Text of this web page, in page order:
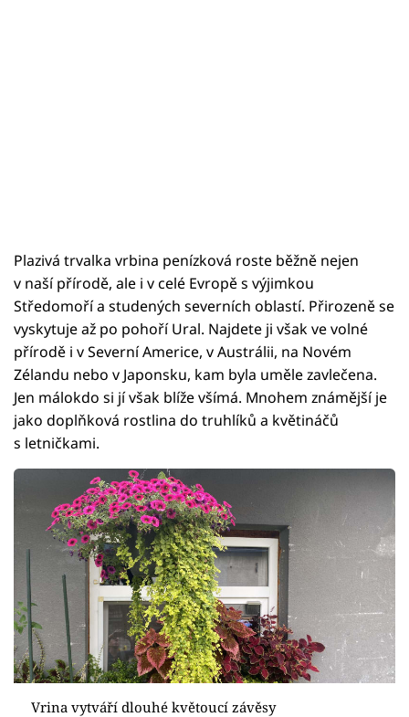
Plazivá trvalka vrbina penízková roste běžně nejen
v naší přírodě, ale i v celé Evropě s výjimkou
Středomoří a studených severních oblastí. Přirozeně se
vyskytuje až po pohoří Ural. Najdete ji však ve volné
přírodě i v Severní Americe, v Austrálii, na Novém
Zélandu nebo v Japonsku, kam byla uměle zavlečena.
Jen málokdo si jí však blíže všímá. Mnohem známější je
jako doplňková rostlina do truhlíků a květináčů
s letničkami.
Vrina vytváří dlouhé květoucí závěsy